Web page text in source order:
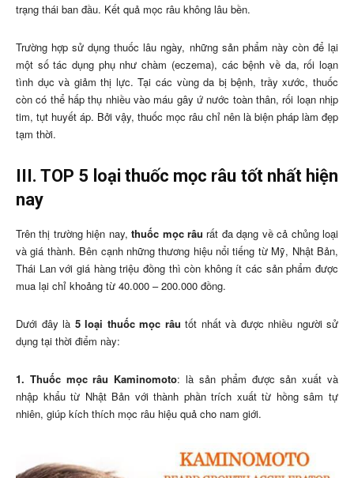
trạng thái ban đầu. Kết quả mọc râu không lâu bền.
Trường hợp sử dụng thuốc lâu ngày, những sản phẩm này còn để lại
một số tác dụng phụ như chàm (eczema), các bệnh về da, rối loạn
tình dục và giảm thị lực. Tại các vùng da bị bệnh, trầy xước, thuốc
còn có thể hấp thụ nhiều vào máu gây ứ nước toàn thân, rối loạn nhịp
tim, tụt huyết áp. Bởi vậy, thuốc mọc râu chỉ nên là biện pháp làm đẹp
tạm thời.
III. TOP 5 loại thuốc mọc râu tốt nhất hiện
nay
Trên thị trường hiện nay,thuốc mọc râu rất đa dạng về cả chủng loại
và giá thành. Bên cạnh những thương hiệu nổi tiếng từ Mỹ, Nhật Bản,
Thái Lan với giá hàng triệu đồng thì còn không ít các sản phẩm được
mua lại chỉ khoảng từ 40.000 – 200.000 đồng.
Dưới đây là 5 loại thuốc mọc râu tốt nhất và được nhiều người sử
dụng tại thời điểm này:
1. Thuốc mọc râu Kaminomoto: là sản phẩm được sản xuất và
nhập khẩu từ Nhật Bản với thành phần trích xuất từ hồng sâm tự
nhiên, giúp kích thích mọc râu hiệu quả cho nam giới.